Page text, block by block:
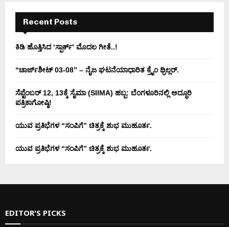
H
Recent Posts
ಕಿಡಿ‌‌ ಹೊತ್ತಿಸಿದ ‘ಸ್ಪಾರ್ಕ್’ ಮೊದಲ‌ ಗೀತೆ..!
“ಚಾರ್ಜ್‌ಶೀಟ್ 03-08” – ನೈಜ ಘಟನೆಯಾಧಾರಿತ ಕ್ರೈಂ ಥ್ರಿಲ್ಲರ್.
ಸೆಪ್ಟೆಂಬರ್ 12, 13ಕ್ಕೆ ಸೈಮಾ (SIIMA) ಹಬ್ಬ: ಬೆಂಗಳೂರಿನಲ್ಲಿ ಅದ್ಧೂರಿ
ಪತ್ರಿಕಾಗೋಷ್ಠಿ!
ಯುವ ಪ್ರತಿಭೆಗಳ “ಸಂಪಿಗೆ” ಚಿತ್ರಕ್ಕೆ ಶುಭ ಮುಹೂರ್ತ.
ಯುವ ಪ್ರತಿಭೆಗಳ “ಸಂಪಿಗೆ” ಚಿತ್ರಕ್ಕೆ ಶುಭ ಮುಹೂರ್ತ.
EDITOR'S PICKS